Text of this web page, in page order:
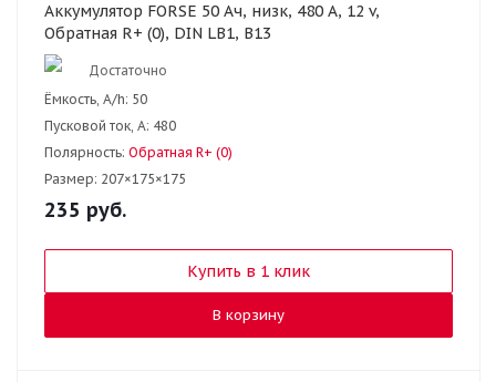
Аккумулятор FORSE 50 Ач, низк, 480 А, 12 v,
Обратная R+ (0), DIN LB1, B13
Достаточно
Ёмкость, A/h: 50
Пусковой ток, А: 480
Полярность: Обратная R+ (0)
Размер: 207×175×175
235 руб.
Купить в 1 клик
В корзину